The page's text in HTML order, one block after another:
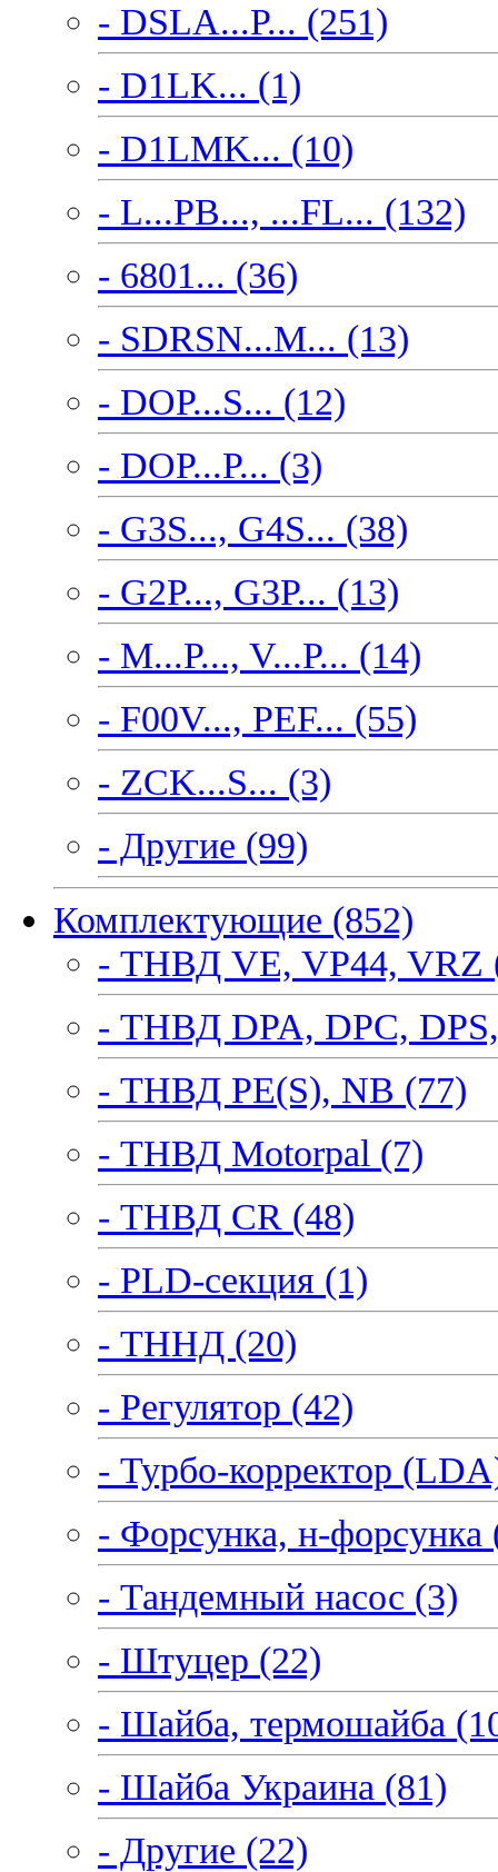
- DSLA...P... (251)
- D1LK... (1)
- D1LMK... (10)
- L...PB..., ...FL... (132)
- 6801... (36)
- SDRSN...M... (13)
- DOP...S... (12)
- DOP...P... (3)
- G3S..., G4S... (38)
- G2P..., G3P... (13)
- M...P..., V...P... (14)
- F00V..., PEF... (55)
- ZCK...S... (3)
- Другие (99)
Комплектующие (852)
- ТНВД VE, VP44, VRZ
- ТНВД DPA, DPC,
- ТНВД PE(S), NB (77)
- ТНВД Motorpal (7)
- ТНВД CR (48)
- PLD-секция (1)
- ТННД (20)
- Регулятор (42)
- Турбо-корректор
- Форсунка, н-форсунка
- Тандемный насос (3)
- Штуцер (22)
- Шайба, термошайба
- Шайба Украина (81)
- Другие (22)